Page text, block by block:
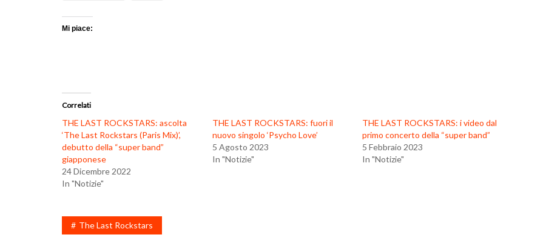
Mi piace:
Correlati
THE LAST ROCKSTARS: ascolta
‘The Last Rockstars (Paris Mix)’,
debutto della “super band”
giapponese
24 Dicembre 2022
In "Notizie"
THE LAST ROCKSTARS: fuori il
nuovo singolo ‘Psycho Love’
5 Agosto 2023
In "Notizie"
THE LAST ROCKSTARS: i video dal
primo concerto della “super band”
5 Febbraio 2023
In "Notizie"
The Last Rockstars